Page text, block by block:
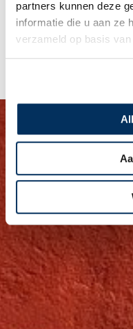
partners kunnen deze
informatie die u aan ze
verzameld op basis
landen waar christenen
lijken voor het Evangelie.
vliegen wij om mensen